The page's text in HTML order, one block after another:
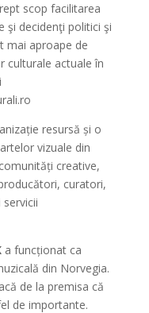
scop facilitarea
şi decidenţi politici şi
mai aproape de
culturale actuale în
resursă și o
vizuale din
creative,
curatori,
a funcționat ca
din Norvegia.
de la premisa că
de importante.